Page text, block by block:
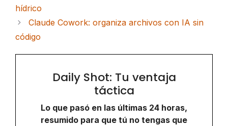
hídrico
Claude Cowork: organiza archivos con IA sin
código
Daily Shot: Tu ventaja
táctica
Lo que pasó en las últimas 24 horas,
resumido para que tú no tengas que